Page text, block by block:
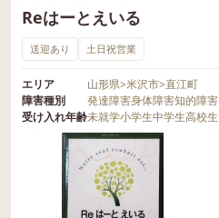
Reはーとえいる
送迎あり 土日祝営業
エリア 山形県>米沢市>直江町
障害種別
発達障害身体障害知的障害
受け入れ年齢未就学小学生中学生高校生